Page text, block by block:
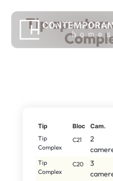
Tip
Tip Bloc Cam.
Tip
Complex
C21
2
Tip
Complex
C20
3